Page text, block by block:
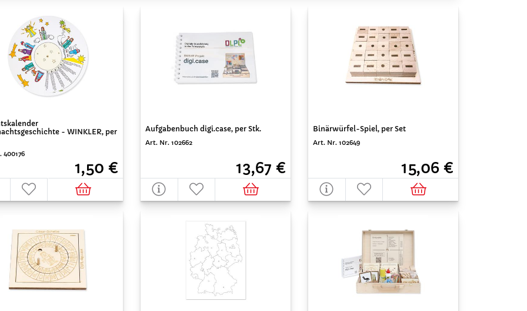
- WINKLER, per
1,50 €
Aufgabenbuch digi.case, per Stk.
Art. Nr. 102662
13,67 €
Binärwürfel-Spiel, per Set
Art. Nr. 102649
15,06 €